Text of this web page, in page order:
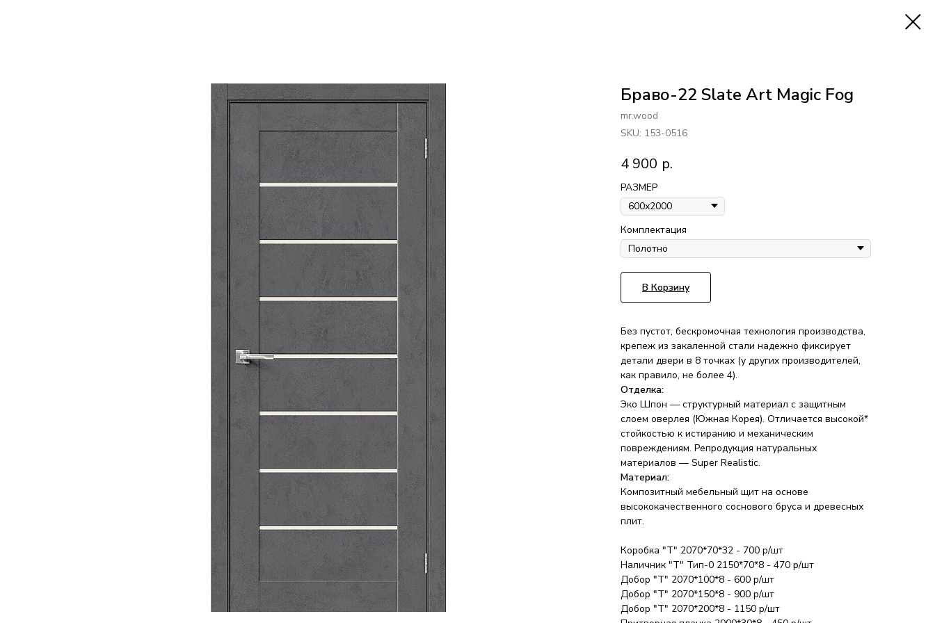
Браво-22 Slate Art Magic Fog
mr.wood
SKU: 153-0516
4 900 р.
РАЗМЕР
Комплектация
В Корзину
Без пустот, бескромочная технология производства,
крепеж из закаленной стали надежно фиксирует
детали двери в 8 точках (у других производителей,
как правило, не более 4).
Отделка:
Эко Шпон — структурный материал с защитным
слоем оверлея (Южная Корея). Отличается высокой*
стойкостью к истиранию и механическим
повреждениям. Репродукция натуральных
материалов — Super Realistic.
Материал:
Композитный мебельный щит на основе
высококачественного соснового бруса и древесных
плит.
Коробка "Т" 2070*70*32 - 700 р/шт
Наличник "Т" Тип-0 2150*70*8 - 470 р/шт
Добор "Т" 2070*100*8 - 600 р/шт
Добор "Т" 2070*150*8 - 900 р/шт
Добор "Т" 2070*200*8 - 1150 р/шт